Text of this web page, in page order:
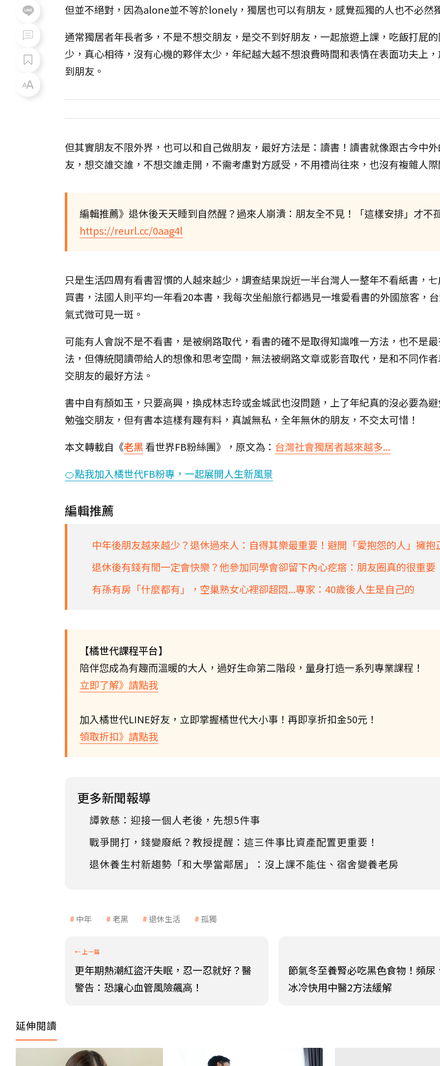
但並不絕對，因為alone並不等於lonely，獨居也可以有朋友，感覺孤獨的人也不必然
通常獨居者年長者多，不是不想交朋友，是交不到好朋友，一起旅遊上課，吃飯打屁
少，真心相待，沒有心機的夥伴太少，年紀越大越不想浪費時間和表情在表面功夫上
到朋友。
但其實朋友不限外界，也可以和自己做朋友，最好方法是：讀書！讀書就像跟古今中
友，想交誰交誰，不想交誰走開，不需考慮對方感受，不用禮尚往來，也沒有複雜人
編輯推薦》退休後天天睡到自然醒？過來人崩潰：朋友全不見！「這樣安排」才不
https://reurl.cc/0aag4l
只是生活四周有看書習慣的人越來越少，調查結果說近一半台灣人一整年不看紙書，
買書，法國人則平均一年看20本書，我每次坐船旅行都遇見一堆愛看書的外國旅客，
氣式微可見一斑。
可能有人會說不是不看書，是被網路取代，看書的確不是取得知識唯一方法，也不是
法，但傳統閱讀帶給人的想像和思考空間，無法被網路文章或影音取代，是和不同作
交朋友的最好方法。
書中自有顏如玉，只要高興，換成林志玲或金城武也沒問題，上了年紀真的沒必要為
勉強交朋友，但有書本這樣有趣有料，真誠無私，全年無休的朋友，不交太可惜！
本文轉載自《老黑看世界FB粉絲團》，原文為： 台灣社會獨居者越來越多...
🍊點我加入橘世代FB粉專，一起展開人生新風景
編輯推薦
中年後朋友越來越少？退休過來人：自得其樂最重要！避開「愛抱怨的人」擁抱
退休後有錢有閒一定會快樂？他參加同學會卻留下內心疙瘩：朋友圈真的很重要
有孫有房「什麼都有」，空巢熟女心裡卻超悶...專家：40歲後人生是自己的
【橘世代課程平台】
陪伴您成為有趣而溫暖的大人，過好生命第二階段，量身打造一系列專業課程！
立即了解》請點我
加入橘世代LINE好友，立即掌握橘世代大小事！再即享折扣金50元！
領取折扣》請點我
更多新聞報導
譚敦慈：迎接一個人老後，先想5件事
戰爭開打，錢變廢紙？教授提醒：這三件事比資產配置更重要！
退休養生村新趨勢「和大學當鄰居」：沒上課不能住、宿舍變養老房
中年 老黑 退休生活 孤獨
更年期熱潮紅盜汗失眠，忍一忍就好？醫
警告：恐讓心血管風險飆高！
節氣冬至養腎必吃黑色食物！頻尿
冰冷快用中醫2方法緩解
延伸閱讀